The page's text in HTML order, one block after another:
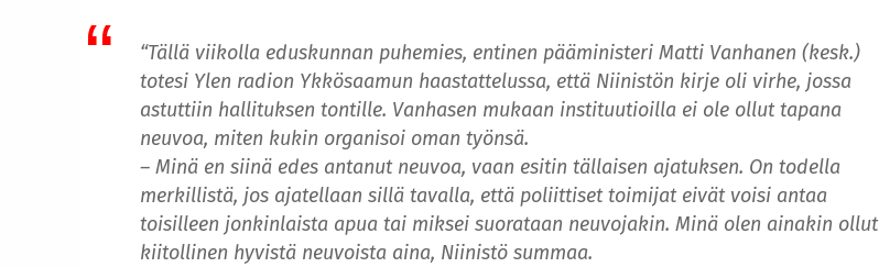
“Tällä viikolla eduskunnan puhemies, entinen pääministeri Matti Vanhanen (kesk.)
totesi Ylen radion Ykkösaamun haastattelussa, että Niinistön kirje oli virhe, jossa
astuttiin hallituksen tontille. Vanhasen mukaan instituutioilla ei ole ollut tapana
neuvoa, miten kukin organisoi oman työnsä.
– Minä en siinä edes antanut neuvoa, vaan esitin tällaisen ajatuksen. On todella
merkillistä, jos ajatellaan sillä tavalla, että poliittiset toimijat eivät voisi antaa
toisilleen jonkinlaista apua tai miksei suorataan neuvojakin. Minä olen ainakin ollut
kiitollinen hyvistä neuvoista aina, Niinistö summaa.